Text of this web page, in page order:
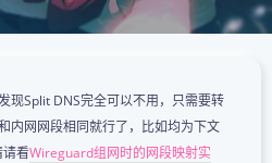
现Split DNS完全可以不用，只需要转
内网网段相同就行了，比如均为下文
请看Wireguard组网时的网段映射实